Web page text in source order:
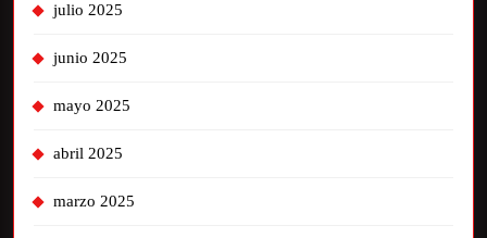
julio 2025
junio 2025
mayo 2025
abril 2025
marzo 2025